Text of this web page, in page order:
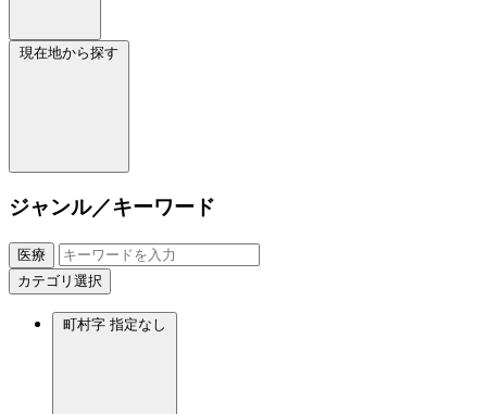
現在地から探す
ジャンル／キーワード
医療
カテゴリ選択
町村字 指定なし